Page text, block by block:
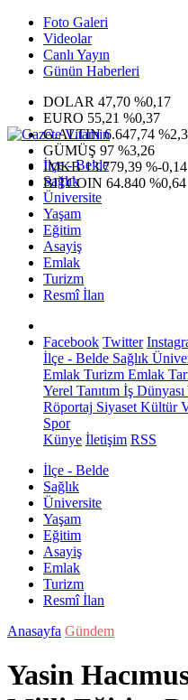
Foto Galeri
Videolar
Canlı Yayın
Günün Haberleri
DOLAR 47,70 %0,17
EURO 55,21 %0,37
G.ALTIN6.647,74
GÜMÜŞ 97 %3,26
IMKB13.779,39 %-0,14
BITCOIN 64.840 %0,64
İlçe - Belde
Sağlık
Üniversite
Yaşam
Eğitim
Asayiş
Emlak
Turizm
Resmî İlan
Facebook Twitter
İlçe - Belde Sağlık
Emlak Turizm Emlak
Yerel Tanıtım İş Dünyası
Röportaj Siyaset Kültür
Spor
Künye İletişim RSS
İlçe - Belde
Sağlık
Üniversite
Yaşam
Eğitim
Asayiş
Emlak
Turizm
Resmî İlan
Anasayfa Gündem
Yasin